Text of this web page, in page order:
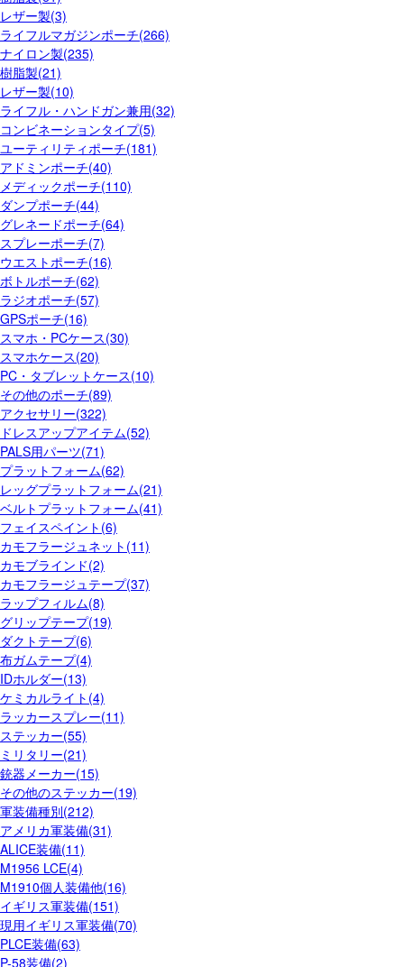
レザー製(3)
ライフルマガジンポーチ(266)
ナイロン製(235)
樹脂製(21)
レザー製(10)
ライフル・ハンドガン兼用(32)
コンビネーションタイプ(5)
ユーティリティポーチ(181)
アドミンポーチ(40)
メディックポーチ(110)
ダンプポーチ(44)
グレネードポーチ(64)
スプレーポーチ(7)
ウエストポーチ(16)
ボトルポーチ(62)
ラジオポーチ(57)
GPSポーチ(16)
スマホ・PCケース(30)
スマホケース(20)
PC・タブレットケース(10)
その他のポーチ(89)
アクセサリー(322)
ドレスアップアイテム(52)
PALS用パーツ(71)
プラットフォーム(62)
レッグプラットフォーム(21)
ベルトプラットフォーム(41)
フェイスペイント(6)
カモフラージュネット(11)
カモブラインド(2)
カモフラージュテープ(37)
ラップフィルム(8)
グリップテープ(19)
ダクトテープ(6)
布ガムテープ(4)
IDホルダー(13)
ケミカルライト(4)
ラッカースプレー(11)
ステッカー(55)
ミリタリー(21)
銃器メーカー(15)
その他のステッカー(19)
軍装備種別(212)
アメリカ軍装備(31)
ALICE装備(11)
M1956 LCE(4)
M1910個人装備他(16)
イギリス軍装備(151)
現用イギリス軍装備(70)
PLCE装備(63)
P-58装備(2)